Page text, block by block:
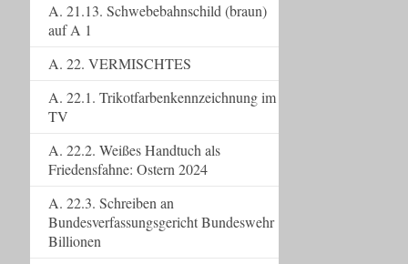
A. 21.13. Schwebebahnschild (braun)
auf A 1
A. 22. VERMISCHTES
A. 22.1. Trikotfarbenkennzeichnung im
TV
A. 22.2. Weißes Handtuch als
Friedensfahne: Ostern 2024
A. 22.3. Schreiben an
Bundesverfassungsgericht Bundeswehr
Billionen